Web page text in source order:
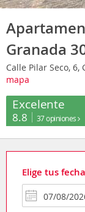
Granada
Calle Pilar Seco, 6,
mapa
Excelente
8.8 37 opiniones
Elige tus